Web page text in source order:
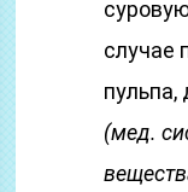
случае
пульпа,
(мед.